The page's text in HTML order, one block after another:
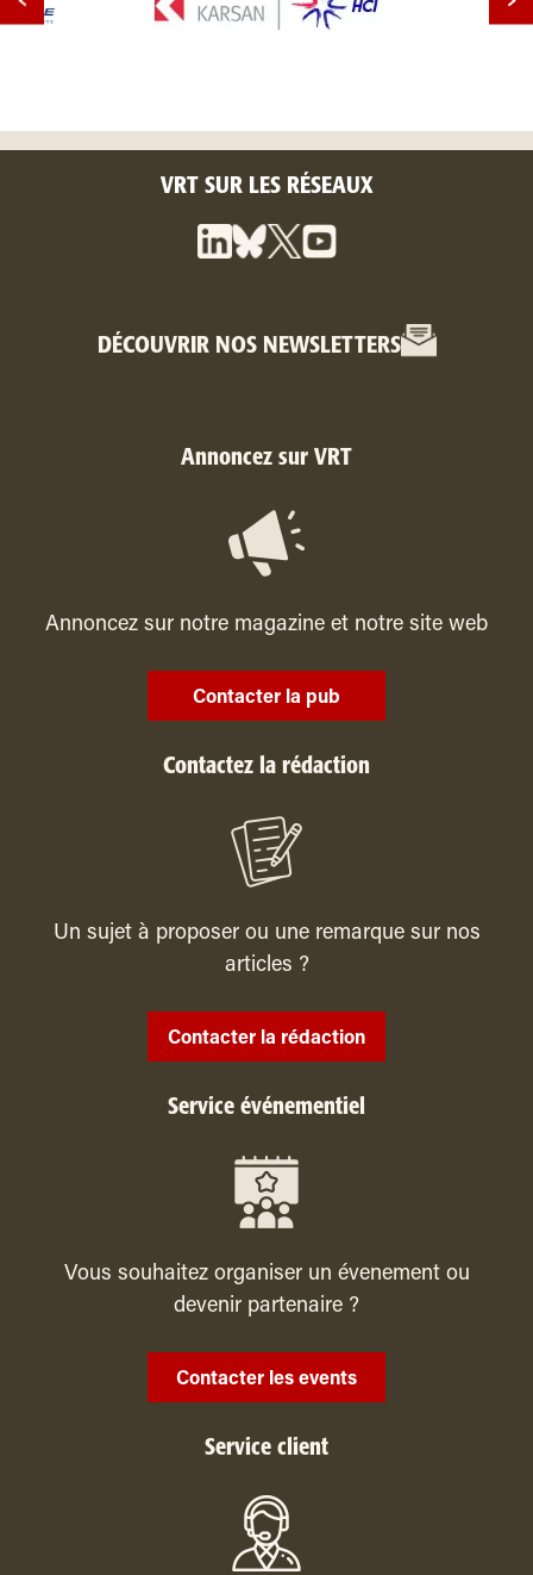
VRT SUR LES RÉSEAUX
DÉCOUVRIR NOS NEWSLETTERS
Annoncez sur VRT
Annoncez sur notre magazine et notre site web
Contacter la pub
Contactez la rédaction
Un sujet à proposer ou une remarque sur nos
articles ?
Contacter la rédaction
Service événementiel
Vous souhaitez organiser un évenement ou
devenir partenaire ?
Contacter les events
Service client